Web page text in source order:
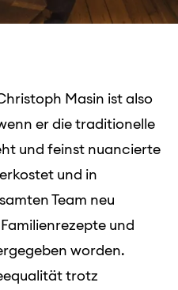
Masin ist also
er die traditionelle
und feinst nuancierte
und in
Team neu
und
worden.
trotz